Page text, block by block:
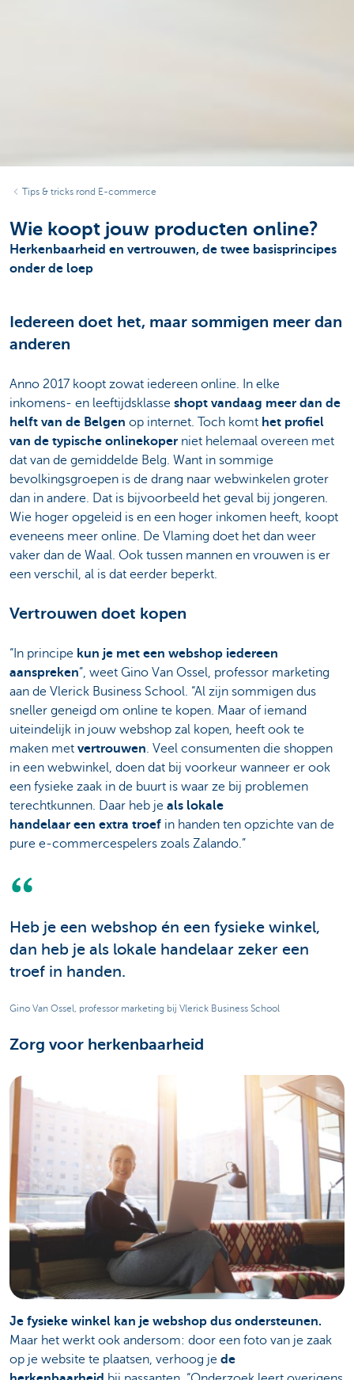
Tips & tricks rond E-commerce
Wie koopt jouw producten online?
Herkenbaarheid en vertrouwen, de twee basisprincipes
onder de loep
Iedereen doet het, maar sommigen meer dan
anderen
Anno 2017 koopt zowat iedereen online. In elke
inkomens- en leeftijdsklasse shopt vandaag meer dan de
helft van de Belgen op internet. Toch komt het profiel
van de typische onlinekoper niet helemaal overeen met
dat van de gemiddelde Belg. Want in sommige
bevolkingsgroepen is de drang naar webwinkelen groter
dan in andere. Dat is bijvoorbeeld het geval bij jongeren.
Wie hoger opgeleid is en een hoger inkomen heeft, koopt
eveneens meer online. De Vlaming doet het dan weer
vaker dan de Waal. Ook tussen mannen en vrouwen is er
een verschil, al is dat eerder beperkt.
Vertrouwen doet kopen
“In principe kun je met een webshop iedereen
aanspreken”, weet Gino Van Ossel, professor marketing
aan de Vlerick Business School. “Al zijn sommigen dus
sneller geneigd om online te kopen. Maar of iemand
uiteindelijk in jouw webshop zal kopen, heeft ook te
maken met vertrouwen. Veel consumenten die shoppen
in een webwinkel, doen dat bij voorkeur wanneer er ook
een fysieke zaak in de buurt is waar ze bij problemen
terechtkunnen. Daar heb je als lokale
handelaar een extra troef in handen ten opzichte van de
pure e-commercespelers zoals Zalando.”
Heb je een webshop én een fysieke winkel,
dan heb je als lokale handelaar zeker een
troef in handen.
Gino Van Ossel, professor marketing bij Vlerick Business School
Zorg voor herkenbaarheid
Je fysieke winkel kan je webshop dus ondersteunen.
Maar het werkt ook andersom: door een foto van je zaak
op je website te plaatsen, verhoog je de